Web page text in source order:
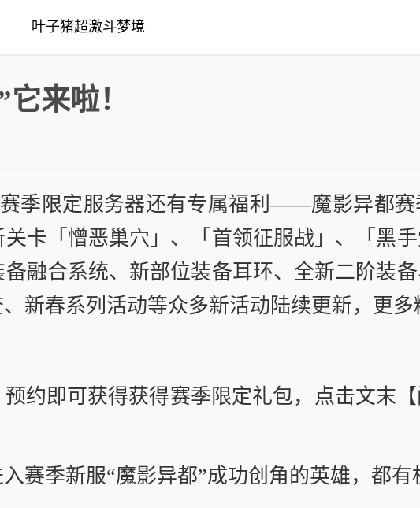
叶子猪超激斗梦境
来啦！
季限定服务器还有专属福利——魔影异都赛
卡「憎恶巢穴」、「首领征服战」、「黑
融合系统、新部位装备耳环、全新二阶装
新春系列活动等众多新活动陆续更新，更多
即可获得获得赛季限定礼包，点击文末【
季新服“魔影异都”成功创角的英雄，都有